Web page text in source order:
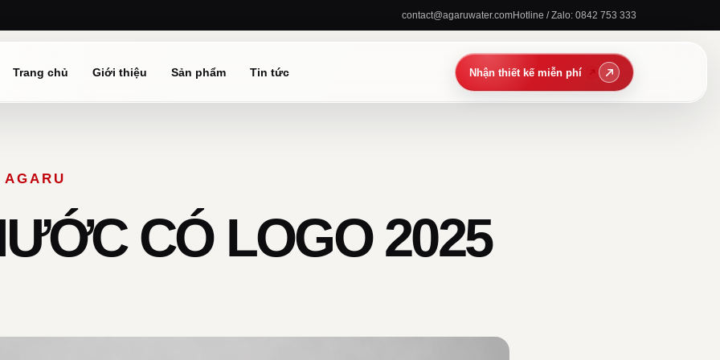
contact@agaruwater.comHotline / Zalo: 0842 753 333
Trang chủ Giới thiệu Sản phẩm Tin tức
CÓ LOGO 2025